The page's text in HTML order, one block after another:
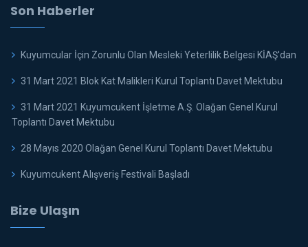
Son Haberler
Kuyumcular İçin Zorunlu Olan Mesleki Yeterlilik Belgesi KİAŞ'dan
31 Mart 2021 Blok Kat Malikleri Kurul Toplantı Davet Mektubu
31 Mart 2021 Kuyumcukent İşletme A.Ş. Olağan Genel Kurul
Toplantı Davet Mektubu
28 Mayıs 2020 Olağan Genel Kurul Toplantı Davet Mektubu
Kuyumcukent Alışveriş Festivali Başladı
Bize Ulaşın